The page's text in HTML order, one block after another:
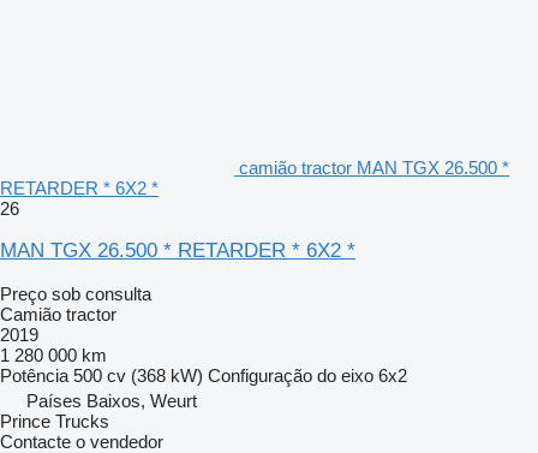
camião tractor MAN TGX 26.500 *
RETARDER * 6X2 *
26
MAN TGX 26.500 * RETARDER * 6X2 *
Preço sob consulta
Camião tractor
2019
1 280 000 km
Potência 500 cv (368 kW) Configuração do eixo 6x2
Países Baixos, Weurt
Prince Trucks
Contacte o vendedor